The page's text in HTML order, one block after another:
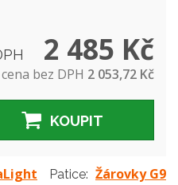
2 485 Kč
cena bez DPH 2 053,72 Kč
KOUPIT
Patice: Žárovky G9